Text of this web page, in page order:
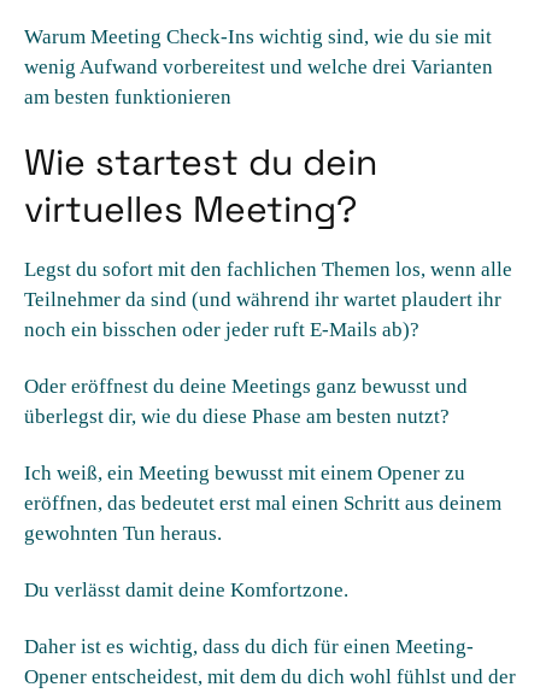
Warum Meeting Check-Ins wichtig sind, wie du sie mit
wenig Aufwand vorbereitest und welche drei Varianten
am besten funktionieren
Wie startest du dein
virtuelles Meeting?
Legst du sofort mit den fachlichen Themen los, wenn alle
Teilnehmer da sind (und während ihr wartet plaudert ihr
noch ein bisschen oder jeder ruft E-Mails ab)?
Oder eröffnest du deine Meetings ganz bewusst und
überlegst dir, wie du diese Phase am besten nutzt?
Ich weiß, ein Meeting bewusst mit einem Opener zu
eröffnen, das bedeutet erst mal einen Schritt aus deinem
gewohnten Tun heraus.
Du verlässt damit deine Komfortzone.
Daher ist es wichtig, dass du dich für einen Meeting-
Opener entscheidest, mit dem du dich wohl fühlst und der